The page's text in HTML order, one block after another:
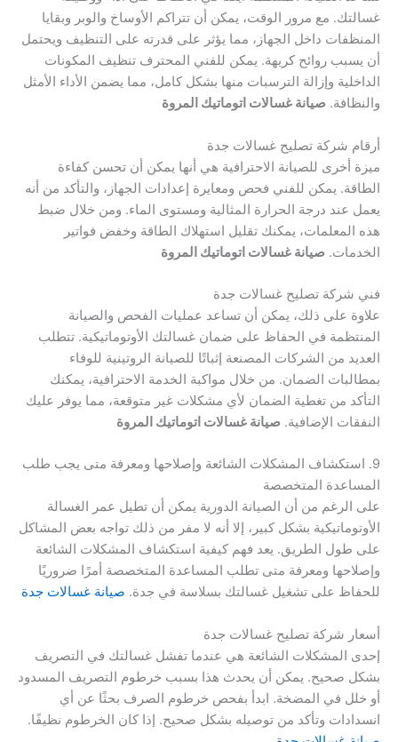
غسالتك. مع مرور الوقت، يمكن أن تتراكم الأوساخ والوبر وبقايا
المنظفات داخل الجهاز، مما يؤثر على قدرته على التنظيف ويحتمل
أن يسبب روائح كريهة. يمكن للفني المحترف تنظيف المكونات
الداخلية وإزالة الترسبات منها بشكل كامل، مما يضمن الأداء الأمثل
والنظافة. صيانة غسالات اتوماتيك المروة
أرقام شركة تصليح غسالات جدة
ميزة أخرى للصيانة الاحترافية هي أنها يمكن أن تحسن كفاءة
الطاقة. يمكن للفني فحص ومعايرة إعدادات الجهاز، والتأكد من أنه
يعمل عند درجة الحرارة المثالية ومستوى الماء. ومن خلال ضبط
هذه المعلمات، يمكنك تقليل استهلاك الطاقة وخفض فواتير
الخدمات. صيانة غسالات اتوماتيك المروة
فني شركة تصليح غسالات جدة
علاوة على ذلك، يمكن أن تساعد عمليات الفحص والصيانة
المنتظمة في الحفاظ على ضمان غسالتك الأوتوماتيكية. تتطلب
العديد من الشركات المصنعة إثباتًا للصيانة الروتينية للوفاء
بمطالبات الضمان. من خلال مواكبة الخدمة الاحترافية، يمكنك
التأكد من تغطية الضمان لأي مشكلات غير متوقعة، مما يوفر عليك
النفقات الإضافية. صيانة غسالات اتوماتيك المروة
9. استكشاف المشكلات الشائعة وإصلاحها ومعرفة متى يجب طلب
المساعدة المتخصصة
على الرغم من أن الصيانة الدورية يمكن أن تطيل عمر الغسالة
الأوتوماتيكية بشكل كبير، إلا أنه لا مفر من ذلك تواجه بعض المشاكل
على طول الطريق. يعد فهم كيفية استكشاف المشكلات الشائعة
وإصلاحها ومعرفة متى تطلب المساعدة المتخصصة أمرًا ضروريًا
للحفاظ على تشغيل غسالتك بسلاسة في جدة. صيانة غسالات جدة
أسعار شركة تصليح غسالات جدة
إحدى المشكلات الشائعة هي عندما تفشل غسالتك في التصريف
بشكل صحيح. يمكن أن يحدث هذا بسبب خرطوم التصريف المسدود
أو خلل في المضخة. ابدأ بفحص خرطوم الصرف بحثًا عن أي
انسدادات وتأكد من توصيله بشكل صحيح. إذا كان الخرطوم نظيفًا.